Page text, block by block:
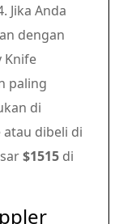
Jika Anda
dengan
Knife
paling
di
atau dibeli di
$1515 di